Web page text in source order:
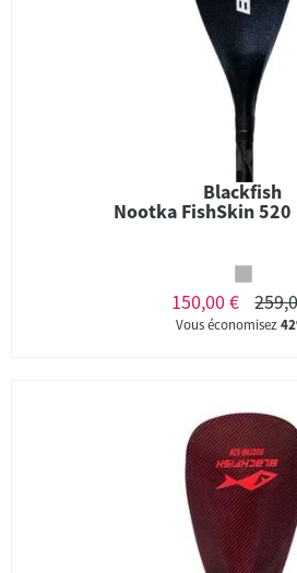
Blackfish
Nootka FishSkin 520
150,00 €
Vous économisez